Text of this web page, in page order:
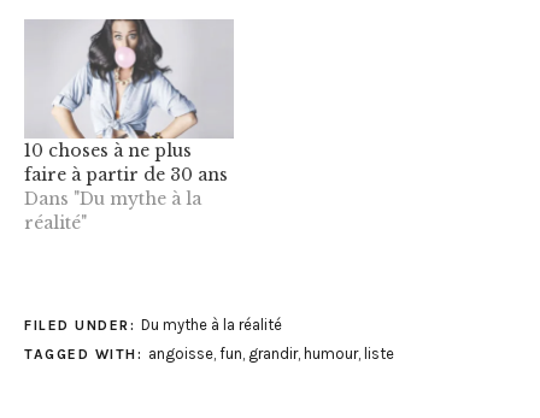
10 choses à ne plus
faire à partir de 30 ans
Dans "Du mythe à la
réalité"
FILED UNDER: Du mythe à la réalité
TAGGED WITH: angoisse, fun, grandir, humour, liste